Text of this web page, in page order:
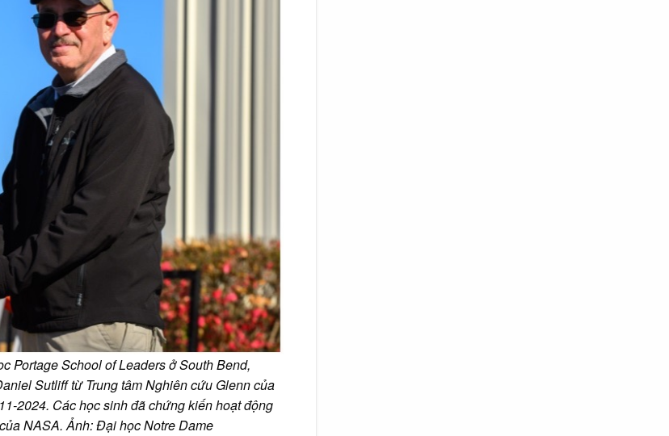
Portage School of Leaders ở South Bend,
Sutliff từ Trung tâm Nghiên cứu Glenn của
2024. Các học sinh đã chứng kiến hoạt động
NASA. Ảnh: Đại học Notre Dame